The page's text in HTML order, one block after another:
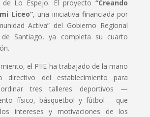
de Lo Espejo. El proyecto“Creando
Liceo”, una iniciativa financiada por
Activa” del Gobierno Regional
de Santiago, ya completa su cuarto
el PIIE ha trabajado de la mano
directivo del establecimiento para
tres talleres deportivos —
físico, básquetbol y fútbol— que
intereses y motivaciones de los